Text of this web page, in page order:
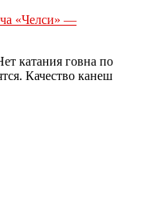
«Челси» —
катания говна по
Качество канеш